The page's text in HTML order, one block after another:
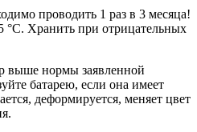
проводить 1 раз в 3 месяца!
°C. Хранить при отрицательных
выше нормы заявленной
батарею, если она имеет
деформируется, меняет цвет